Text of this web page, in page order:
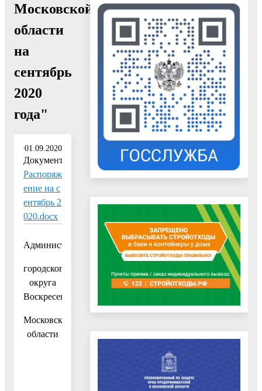
Московской
области
на
сентябрь
2020
года"
01.09.2020
Документ:
Распоряж
ение на с
ентябрь 2
020.docx
Администрация
городского
округа
Воскресенск
Московской
области